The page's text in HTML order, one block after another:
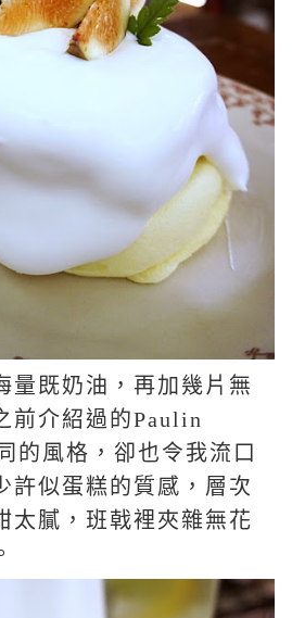
量既奶油，再加幾片無
前介紹過的Paulin
的風格，卻也令我流口
許似蛋糕的質感，層次
太膩，班戟裡夾雜無花